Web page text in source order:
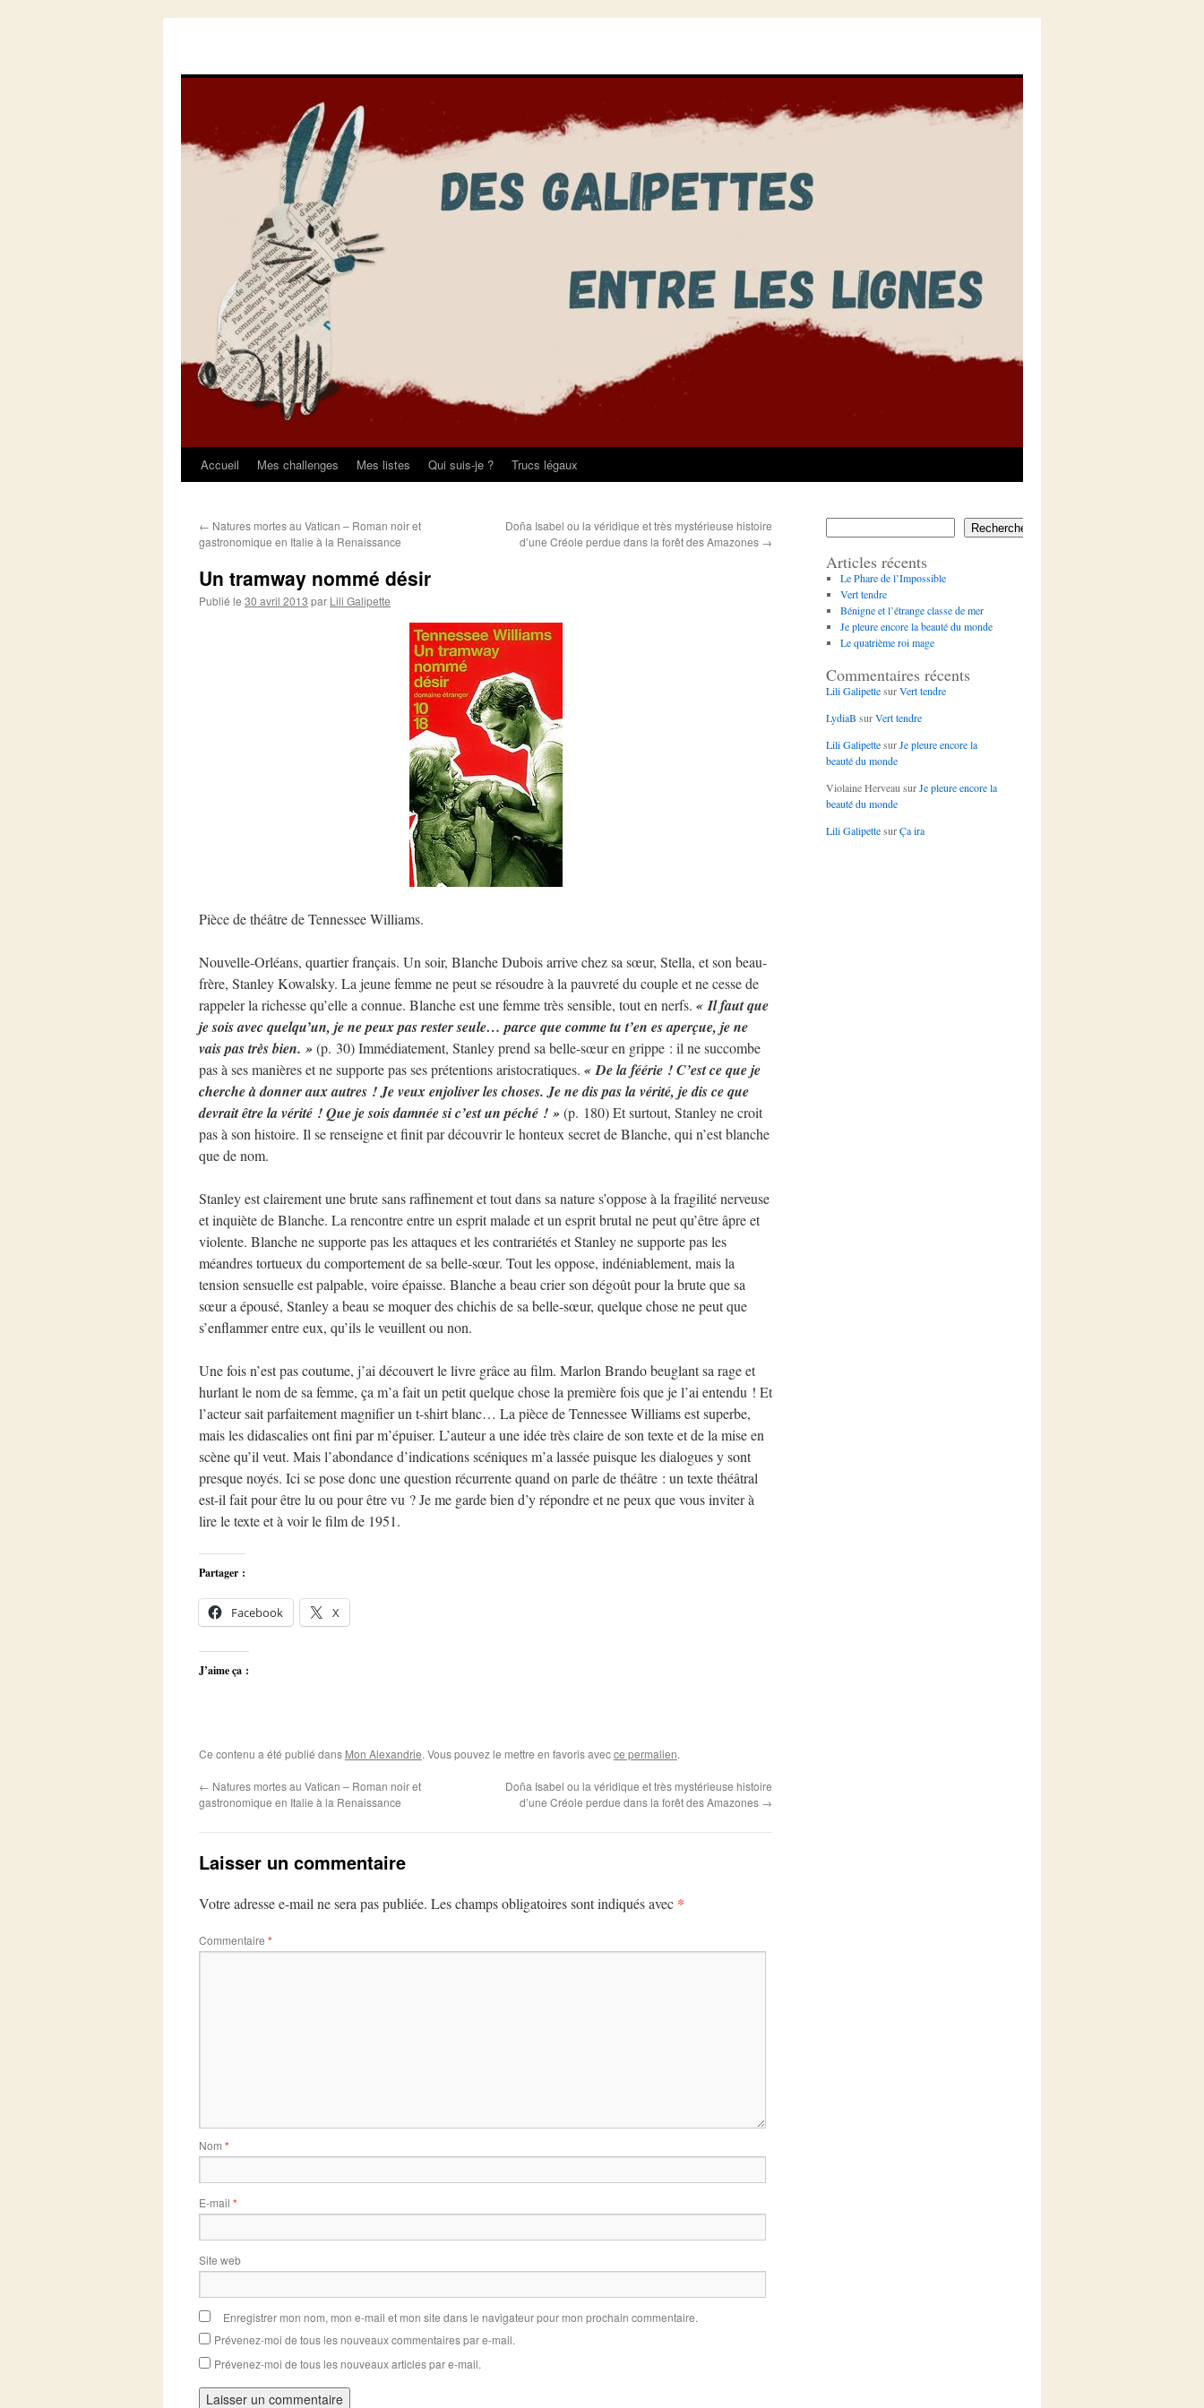
Aller
contenu
Accueil Mes challenges Mes listes Qui suis-je ? Trucs légaux
← Natures mortes au Vatican – Roman noir et
gastronomique en Italie à la Renaissance
Doña Isabel ou la véridique et très mystérieuse histoire
d’une Créole perdue dans la forêt des Amazones →
Un tramway nommé désir
Publié le 30 avril 2013 par Lili Galipette
Pièce de théâtre de Tennessee Williams.
Nouvelle-Orléans, quartier français. Un soir, Blanche Dubois arrive chez sa sœur, Stella, et son beau-
frère, Stanley Kowalsky. La jeune femme ne peut se résoudre à la pauvreté du couple et ne cesse de
rappeler la richesse qu’elle a connue. Blanche est une femme très sensible, tout en nerfs. « Il faut que
je sois avec quelqu’un, je ne peux pas rester seule… parce que comme tu t’en es aperçue, je ne
vais pas très bien. »(p. 30) Immédiatement, Stanley prend sa belle-sœur en grippe : il ne succombe
pas à ses manières et ne supporte pas ses prétentions aristocratiques. « De la féérie ! C’est ce que je
cherche à donner aux autres ! Je veux enjoliver les choses. Je ne dis pas la vérité, je dis ce que
devrait être la vérité ! Que je sois damnée si c’est un péché ! »(p. 180) Et surtout, Stanley ne croit
pas à son histoire. Il se renseigne et finit par découvrir le honteux secret de Blanche, qui n’est blanche
que de nom.
Stanley est clairement une brute sans raffinement et tout dans sa nature s’oppose à la fragilité nerveuse
et inquiète de Blanche. La rencontre entre un esprit malade et un esprit brutal ne peut qu’être âpre et
violente. Blanche ne supporte pas les attaques et les contrariétés et Stanley ne supporte pas les
méandres tortueux du comportement de sa belle-sœur. Tout les oppose, indéniablement, mais la
tension sensuelle est palpable, voire épaisse. Blanche a beau crier son dégoût pour la brute que sa
sœur a épousé, Stanley a beau se moquer des chichis de sa belle-sœur, quelque chose ne peut que
s’enflammer entre eux, qu’ils le veuillent ou non.
Une fois n’est pas coutume, j’ai découvert le livre grâce au film. Marlon Brando beuglant sa rage et
hurlant le nom de sa femme, ça m’a fait un petit quelque chose la première fois que je l’ai entendu ! Et
l’acteur sait parfaitement magnifier un t-shirt blanc… La pièce de Tennessee Williams est superbe,
mais les didascalies ont fini par m’épuiser. L’auteur a une idée très claire de son texte et de la mise en
scène qu’il veut. Mais l’abondance d’indications scéniques m’a lassée puisque les dialogues y sont
presque noyés. Ici se pose donc une question récurrente quand on parle de théâtre : un texte théâtral
est-il fait pour être lu ou pour être vu ? Je me garde bien d’y répondre et ne peux que vous inviter à
lire le texte et à voir le film de 1951.
Partager :
Facebook X
J’aime ça :
Ce contenu a été publié dans Mon Alexandrie. Vous pouvez le mettre en favoris avecce permalien.
← Natures mortes au Vatican – Roman noir et
gastronomique en Italie à la Renaissance
Doña Isabel ou la véridique et très mystérieuse histoire
d’une Créole perdue dans la forêt des Amazones →
Laisser un commentaire
Votre adresse e-mail ne sera pas publiée. Les champs obligatoires sont indiqués avec *
Commentaire *
Nom *
E-mail *
Site web
Enregistrer mon nom, mon e-mail et mon site dans le navigateur pour mon prochain commentaire.
Prévenez-moi de tous les nouveaux commentaires par e-mail.
Prévenez-moi de tous les nouveaux articles par e-mail.
Rechercher
Articles récents
Le Phare de l’Impossible
Vert tendre
Bénigne et l’étrange classe de mer
Je pleure encore la beauté du monde
Le quatrième roi mage
Commentaires récents
Lili GalipettesurVert tendre
LydiaB surVert tendre
Lili GalipettesurJe pleure encore la
beauté du monde
Violaine Herveau surJe pleure encore la
beauté du monde
Lili GalipettesurÇa ira